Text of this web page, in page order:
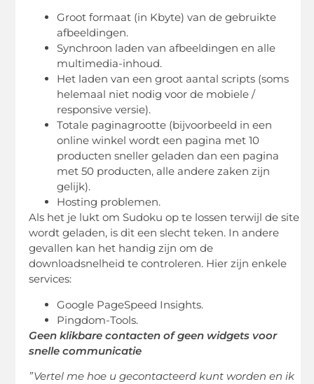
Groot formaat (in Kbyte) van de gebruikte
afbeeldingen.
Synchroon laden van afbeeldingen en alle
multimedia-inhoud.
Het laden van een groot aantal scripts (soms
helemaal niet nodig voor de mobiele /
responsive versie).
Totale paginagrootte (bijvoorbeeld in een
online winkel wordt een pagina met 10
producten sneller geladen dan een pagina
met 50 producten, alle andere zaken zijn
gelijk).
Hosting problemen.
Als het je lukt om Sudoku op te lossen terwijl de site
wordt geladen, is dit een slecht teken. In andere
gevallen kan het handig zijn om de
downloadsnelheid te controleren. Hier zijn enkele
services:
Google PageSpeed ​​Insights.
Pingdom-Tools.
Geen klikbare contacten of geen widgets voor
snelle communicatie
”Vertel me hoe u gecontacteerd kunt worden en ik